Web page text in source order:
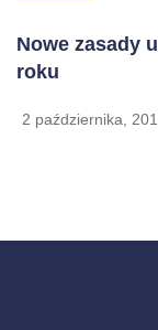
Nowe zasady
roku
2 października,